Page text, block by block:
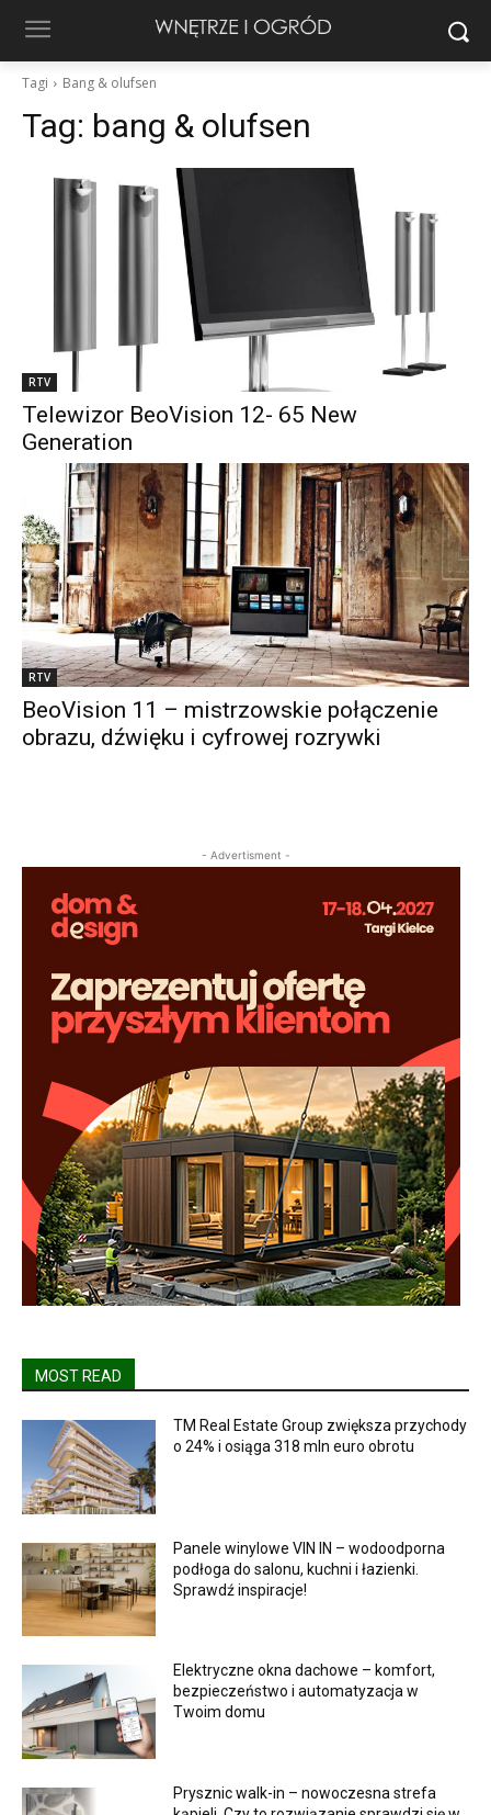
Tagi Bang & olufsen
Tag: bang & olufsen
RTV
Telewizor BeoVision 12- 65 New
Generation
RTV
BeoVision 11 – mistrzowskie połączenie
obrazu, dźwięku i cyfrowej rozrywki
- Advertisment -
MOST READ
TM Real Estate Group zwiększa przychody
o 24% i osiąga 318 mln euro obrotu
Panele winylowe VIN IN – wodoodporna
podłoga do salonu, kuchni i łazienki.
Sprawdź inspiracje!
Elektryczne okna dachowe – komfort,
bezpieczeństwo i automatyzacja w
Twoim domu
Prysznic walk-in – nowoczesna strefa